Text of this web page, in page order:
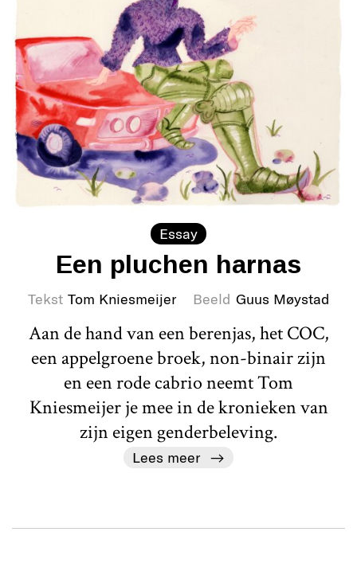
Essay
Een pluchen harnas
Tekst Tom Kniesmeijer Beeld Guus Møystad
Aan de hand van een berenjas, het COC,
een appelgroene broek, non-binair zijn
en een rode cabrio neemt Tom
Kniesmeijer je mee in de kronieken van
zijn eigen genderbeleving.
Lees meer